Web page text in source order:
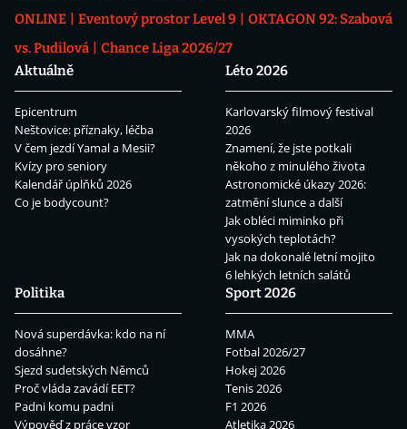
ONLINE
Eventový prostor Level 9
OKTAGON 92: Szabová
vs. Pudilová
Chance Liga 2026/27
Aktuálně
Epicentrum
Neštovice: příznaky, léčba
V čem jezdí Yamal a Mesii?
Kvízy pro seniory
Kalendář úplňků 2026
Co je bodycount?
Léto 2026
Karlovarský filmový festival
2026
Znamení, že jste potkali
někoho z minulého života
Astronomické úkazy 2026:
zatmění slunce a další
Jak obléci miminko při
vysokých teplotách?
Jak na dokonalé letní mojito
6 lehkých letních salátů
Politika
Nová superdávka: kdo na ní
dosáhne?
Sjezd sudetských Němců
Proč vláda zavádí EET?
Padni komu padni
Výpověď z práce vzor
Sport 2026
MMA
Fotbal 2026/27
Hokej 2026
Tenis 2026
F1 2026
Atletika 2026